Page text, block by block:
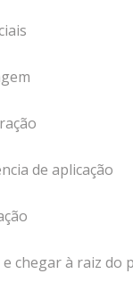
de aplicação
chegar à raiz do